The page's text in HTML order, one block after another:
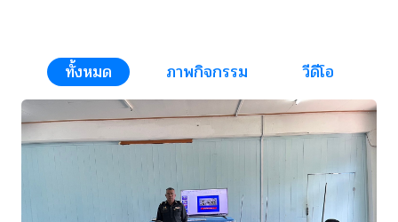
ทั้งหมด ภาพกิจกรรม วีดีโอ